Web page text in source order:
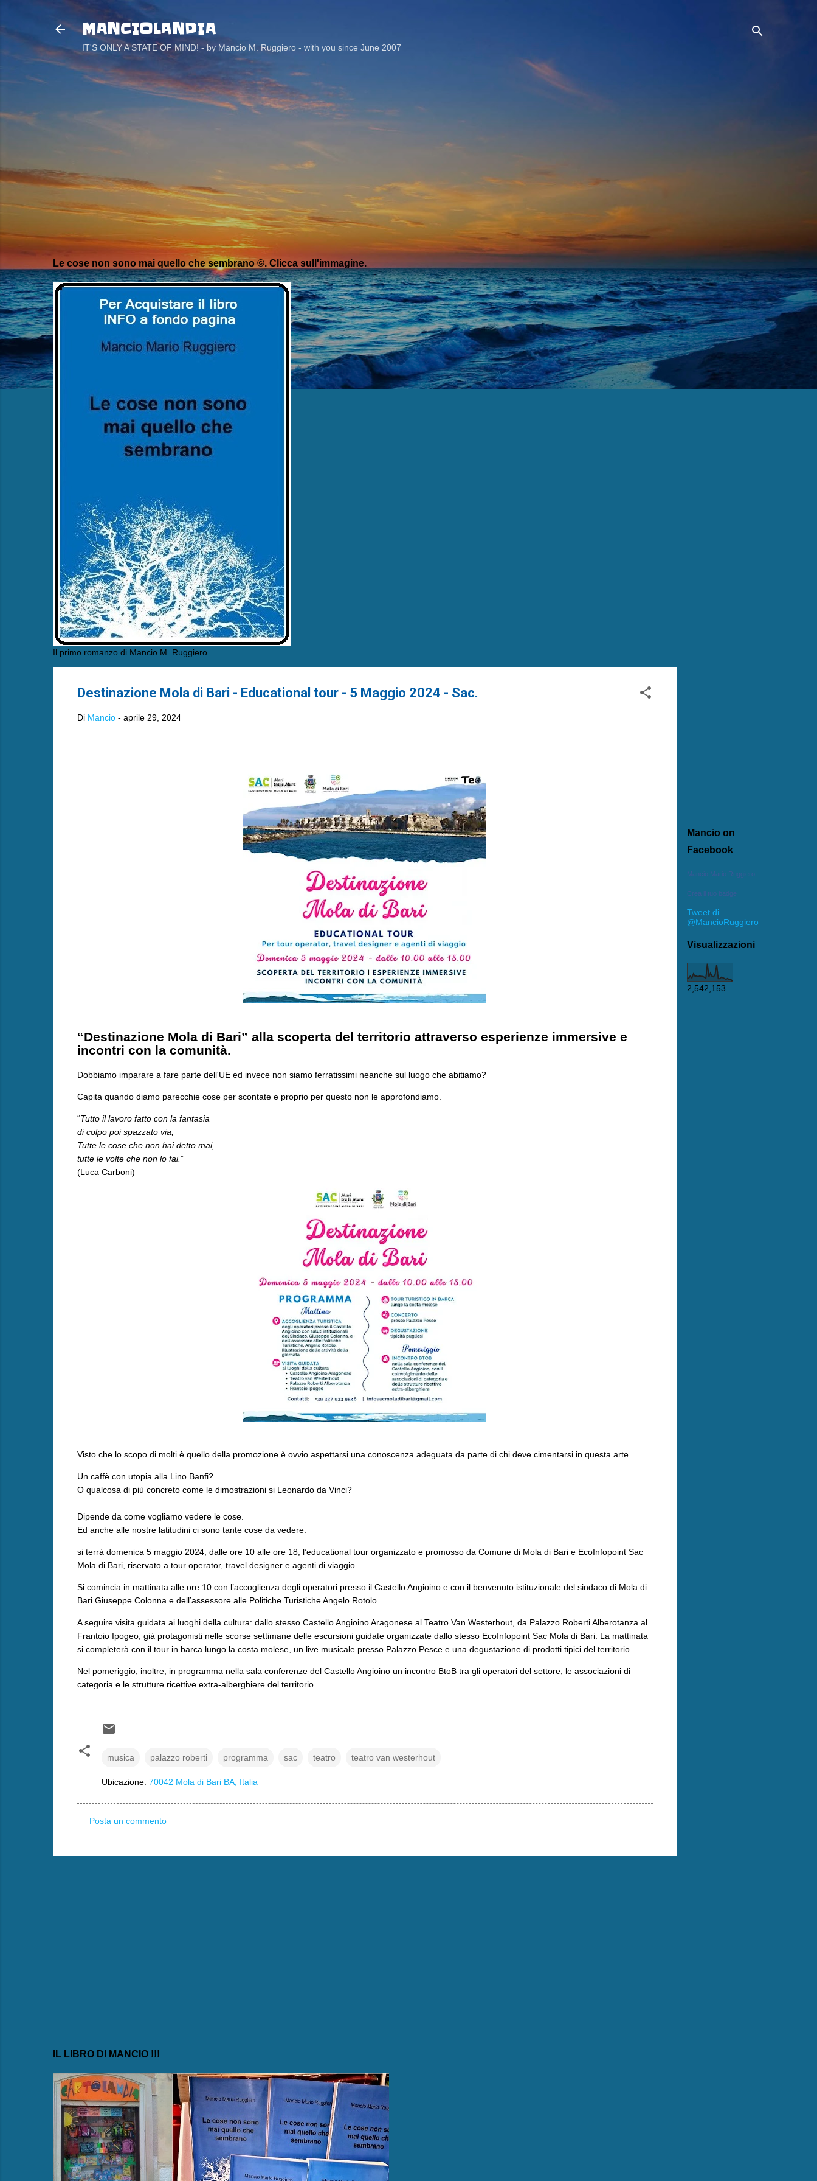
MANCIOLANDIA
IT'S ONLY A STATE OF MIND! - by Mancio M. Ruggiero - with you since June 2007
Mancio on
Facebook
Mancio Mario Ruggiero
Crea il tuo badge
Tweet di
@MancioRuggiero
Visualizzazioni
2,542,153
Le cose non sono mai quello che sembrano ©. Clicca sull'immagine.
Il primo romanzo di Mancio M. Ruggiero
Destinazione Mola di Bari - Educational tour - 5 Maggio 2024 - Sac.
Di Mancio - aprile 29, 2024
“Destinazione Mola di Bari” alla scoperta del territorio attraverso esperienze immersive e
incontri con la comunità.
Dobbiamo imparare a fare parte dell'UE ed invece non siamo ferratissimi neanche sul luogo che abitiamo?
Capita quando diamo parecchie cose per scontate e proprio per questo non le approfondiamo.
“Tutto il lavoro fatto con la fantasia
di colpo poi spazzato via,
Tutte le cose che non hai detto mai,
tutte le volte che non lo fai.”
(Luca Carboni)
Visto che lo scopo di molti è quello della promozione è ovvio aspettarsi una conoscenza adeguata da parte di chi deve cimentarsi in questa arte.
Un caffè con utopia alla Lino Banfi?
O qualcosa di più concreto come le dimostrazioni si Leonardo da Vinci?
Dipende da come vogliamo vedere le cose.
Ed anche alle nostre latitudini ci sono tante cose da vedere.
si terrà domenica 5 maggio 2024, dalle ore 10 alle ore 18, l’educational tour organizzato e promosso da Comune di Mola di Bari e EcoInfopoint Sac
Mola di Bari, riservato a tour operator, travel designer e agenti di viaggio.
Si comincia in mattinata alle ore 10 con l’accoglienza degli operatori presso il Castello Angioino e con il benvenuto istituzionale del sindaco di Mola di
Bari Giuseppe Colonna e dell’assessore alle Politiche Turistiche Angelo Rotolo.
A seguire visita guidata ai luoghi della cultura: dallo stesso Castello Angioino Aragonese al Teatro Van Westerhout, da Palazzo Roberti Alberotanza al
Frantoio Ipogeo, già protagonisti nelle scorse settimane delle escursioni guidate organizzate dallo stesso EcoInfopoint Sac Mola di Bari. La mattinata
si completerà con il tour in barca lungo la costa molese, un live musicale presso Palazzo Pesce e una degustazione di prodotti tipici del territorio.
Nel pomeriggio, inoltre, in programma nella sala conferenze del Castello Angioino un incontro BtoB tra gli operatori del settore, le associazioni di
categoria e le strutture ricettive extra-alberghiere del territorio.
musica palazzo roberti programma sac teatro teatro van westerhout
Ubicazione: 70042 Mola di Bari BA, Italia
Posta un commento
IL LIBRO DI MANCIO !!!